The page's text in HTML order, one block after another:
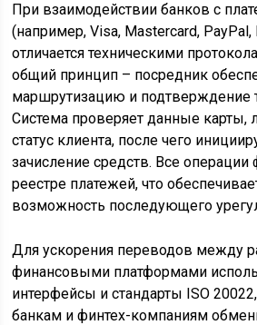
При взаимодействии банков с
(например, Visa, Mastercard,
отличается техническими
общий принцип – посредник
маршрутизацию и подтверждение
Система проверяет данные карты,
статус клиента, после чего
зачисление средств. Все операции
реестре платежей, что
возможность последующего
Для ускорения переводов между
финансовыми платформами
интерфейсы и стандарты ISO
банкам и финтех-компаниям